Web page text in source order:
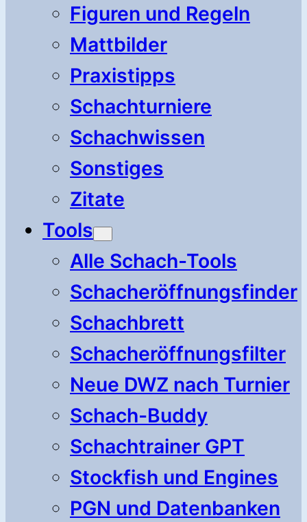
Figuren und Regeln
Mattbilder
Praxistipps
Schachturniere
Schachwissen
Sonstiges
Zitate
Tools
Alle Schach-Tools
Schacheröffnungsfinder
Schachbrett
Schacheröffnungsfilter
Neue DWZ nach Turnier
Schach-Buddy
Schachtrainer GPT
Stockfish und Engines
PGN und Datenbanken